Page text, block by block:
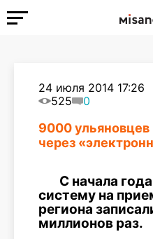
24 июля 2014 17:26
525
0
9000 ульяновцев
через
С начала
систему на
региона
миллионов раз.